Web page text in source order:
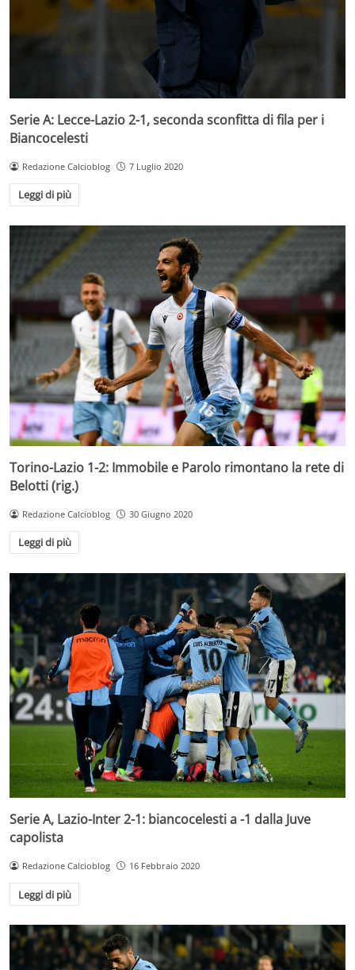
Serie A: Lecce-Lazio 2-1, seconda sconfitta di fila per i
Biancocelesti
Redazione Calcioblog 7 Luglio 2020
Leggi di più
Torino-Lazio 1-2: Immobile e Parolo rimontano la rete di
Belotti (rig.)
Redazione Calcioblog 30 Giugno 2020
Leggi di più
Serie A, Lazio-Inter 2-1: biancocelesti a -1 dalla Juve
capolista
Redazione Calcioblog 16 Febbraio 2020
Leggi di più